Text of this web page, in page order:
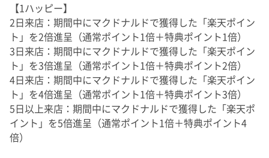
【1ハッピー】
2日来店：期間中にマクドナルドで獲得した「楽天ポイン
ト」を2倍進呈（通常ポイント1倍＋特典ポイント1倍）
3日来店：期間中にマクドナルドで獲得した「楽天ポイン
ト」を3倍進呈（通常ポイント1倍＋特典ポイント2倍）
4日来店：期間中にマクドナルドで獲得した「楽天ポイン
ト」を4倍進呈（通常ポイント1倍＋特典ポイント3倍）
5日以上来店：期間中にマクドナルドで獲得した「楽天ポ
イント」を5倍進呈（通常ポイント1倍＋特典ポイント4
倍）